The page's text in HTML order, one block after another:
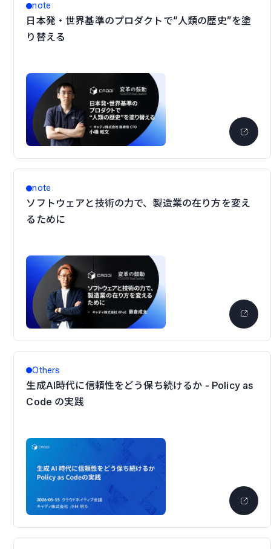
note
日本発・世界基準のプロダクトで“人類の歴史”を塗
り替える
note
ソフトウェアと技術の力で、製造業の在り方を変え
るために
Others
生成AI時代に信頼性をどう保ち続けるか - Policy as
Code の実践